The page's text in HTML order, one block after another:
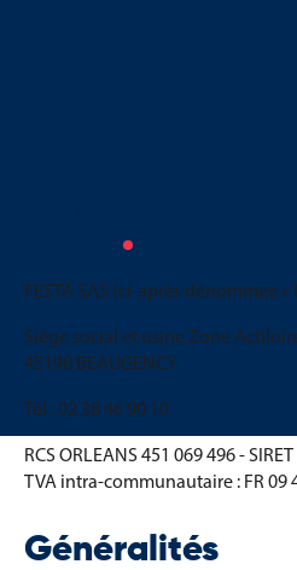
FESTA SAS (ci-après dénommée «
Siège social et usine Zone
45190 BEAUGENCY
Tél : 02 38 46 90 10
RCS ORLEANS 451 069 496 -
TVA intra-communautaire : FR 09
Généralités